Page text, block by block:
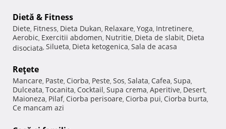
Dietă & Fitness
Diete, Fitness, Dieta Dukan, Relaxare, Yoga, Intretinere,
Aerobic, Exercitii abdomen, Nutritie, Dieta de slabit, Dieta
disociata, Silueta, Dieta ketogenica, Sala de acasa
Reţete
Mancare, Paste, Ciorba, Peste, Sos, Salata, Cafea, Supa,
Dulceata, Tocanita, Cocktail, Supa crema, Aperitive, Desert,
Maioneza, Pilaf, Ciorba perisoare, Ciorba pui, Ciorba burta,
Ce mancam azi